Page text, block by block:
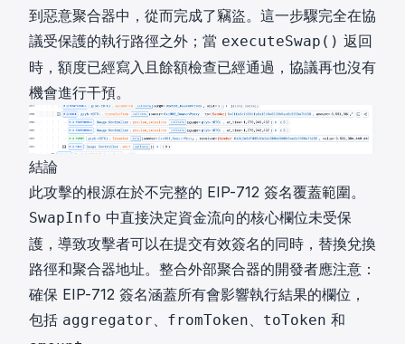
到惡意聚合器中，從而完成了竊盜。這一步驟完全在協
議受保護的執行路徑之外；當 executeSwap() 返回
時，額度已經寫入且餘額檢查已經通過，協議再也沒有
機會進行干預。
結論
此攻擊的根源在於不完整的 EIP-712 簽名覆蓋範圍。
SwapInfo 中直接決定資金流向的核心欄位未受保
護，導致攻擊者可以在提交有效簽名的同時，替換兌換
路徑和聚合器地址。整合外部聚合器的開發者應注意：
確保 EIP-712 簽名涵蓋所有會影響執行結果的欄位，
包括 aggregator fromToken toToken 和